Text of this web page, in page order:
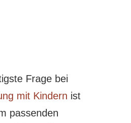
Frage bei
mit Kindern ist
passenden